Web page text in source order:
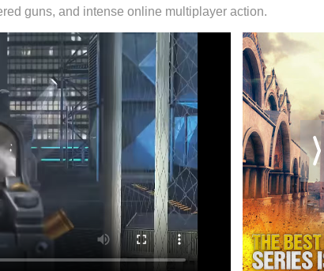
guns, and intense online multiplayer action.